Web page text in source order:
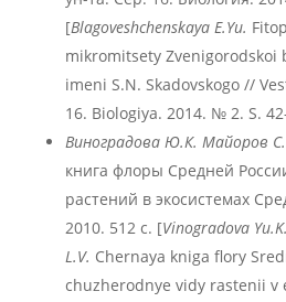
[BlagoveshchenskayaE.Yu.
mikromitsety Zvenigorodskoi
imeni S.N. Skadovskogo //
16. Biologiya. 2014. № 2. S.
Виноградова Ю.К. Майоров
книга флоры Средней
растений в экосистемах
2010. 512 с. [VinogradovaYu.K
L.V. Chernaya kniga flory
chuzherodnye vidy rastenii v